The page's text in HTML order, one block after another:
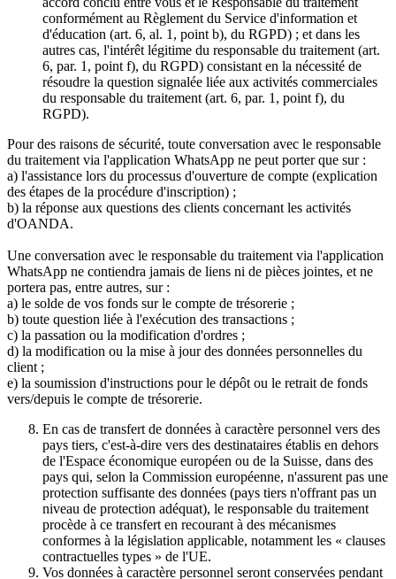
conformément au Règlement du Service d'information et
d'éducation (art. 6, al. 1, point b), du RGPD) ; et dans les
autres cas, l'intérêt légitime du responsable du traitement (art.
6, par. 1, point f), du RGPD) consistant en la nécessité de
résoudre la question signalée liée aux activités commerciales
du responsable du traitement (art. 6, par. 1, point f), du
RGPD).
Pour des raisons de sécurité, toute conversation avec le responsable
du traitement via l'application WhatsApp ne peut porter que sur :
a) l'assistance lors du processus d'ouverture de compte (explication
des étapes de la procédure d'inscription) ;
b) la réponse aux questions des clients concernant les activités
d'OANDA.
Une conversation avec le responsable du traitement via l'application
WhatsApp ne contiendra jamais de liens ni de pièces jointes, et ne
portera pas, entre autres, sur :
a) le solde de vos fonds sur le compte de trésorerie ;
b) toute question liée à l'exécution des transactions ;
c) la passation ou la modification d'ordres ;
d) la modification ou la mise à jour des données personnelles du
client ;
e) la soumission d'instructions pour le dépôt ou le retrait de fonds
vers/depuis le compte de trésorerie.
En cas de transfert de données à caractère personnel vers des
pays tiers, c'est-à-dire vers des destinataires établis en dehors
de l'Espace économique européen ou de la Suisse, dans des
pays qui, selon la Commission européenne, n'assurent pas une
protection suffisante des données (pays tiers n'offrant pas un
niveau de protection adéquat), le responsable du traitement
procède à ce transfert en recourant à des mécanismes
conformes à la législation applicable, notamment les « clauses
contractuelles types » de l'UE.
Vos données à caractère personnel seront conservées pendant